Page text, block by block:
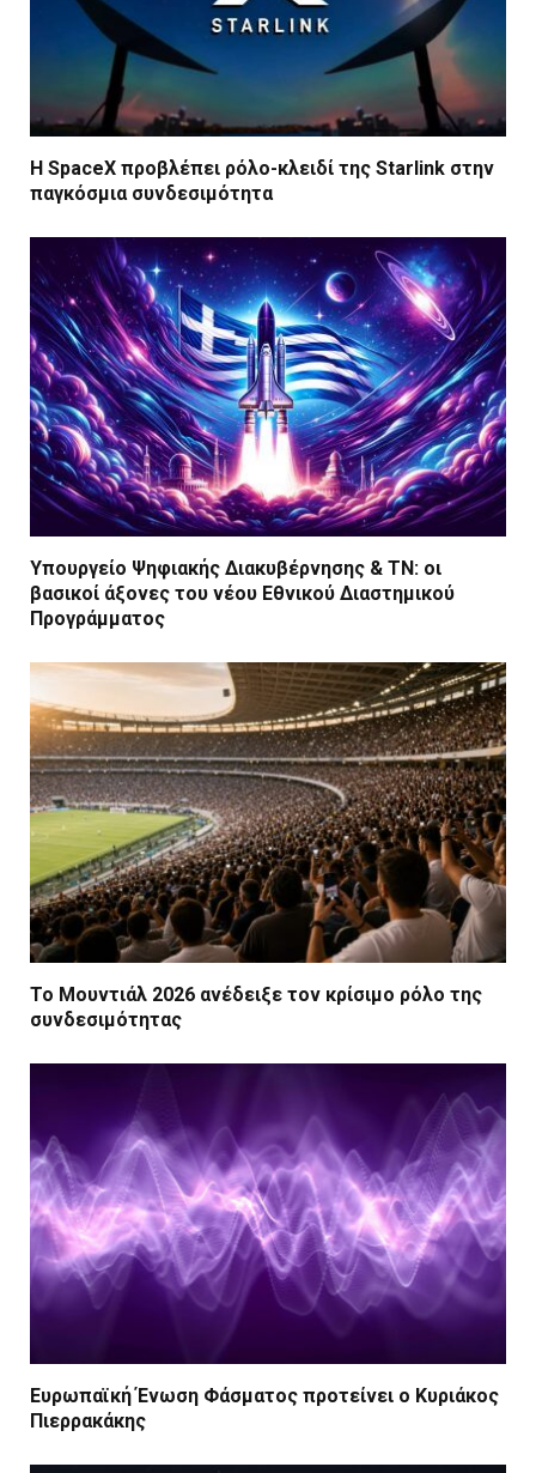
Η SpaceX προβλέπει ρόλο-κλειδί της Starlink στην
παγκόσμια συνδεσιμότητα
Υπουργείο Ψηφιακής Διακυβέρνησης & ΤΝ: οι
βασικοί άξονες του νέου Εθνικού Διαστημικού
Προγράμματος
Το Μουντιάλ 2026 ανέδειξε τον κρίσιμο ρόλο της
συνδεσιμότητας
Ευρωπαϊκή Ένωση Φάσματος προτείνει ο Κυριάκος
Πιερρακάκης